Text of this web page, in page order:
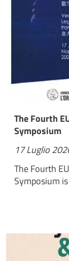
The Fourth
Symposium
17 Luglio
The Fourth
Symposium